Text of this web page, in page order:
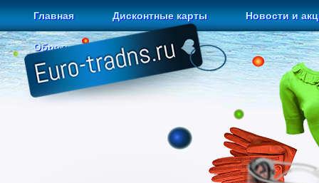
Главная Дисконтные карты Новости и
Обратная связь